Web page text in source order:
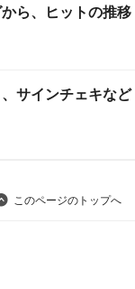
ら、ヒットの推移
サインチェキなど
このページのトップへ